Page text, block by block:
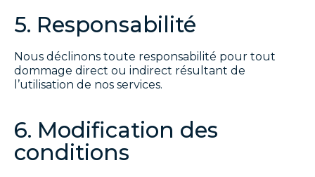
5. Responsabilité
Nous déclinons toute responsabilité pour tout
dommage direct ou indirect résultant de
l’utilisation de nos services.
6. Modification des
conditions